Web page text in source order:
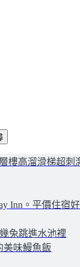
樓高溜滑梯超刺
Inn。平價住宿
兔跳進水池裡
美味鰻魚飯